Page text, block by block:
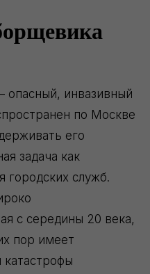
опасный, инвазивный
по Москве
его
задача как
городских служб.
с середины 20 века,
пор имеет
катастрофы